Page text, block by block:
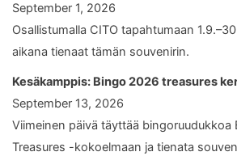
September 1, 2026
Osallistumalla CITO tapahtumaan
aikana tienaat tämän souvenirin.
Kesäkamppis: Bingo 2026 treasures
September 13, 2026
Viimeinen päivä täyttää bingoruudukkoa
Treasures -kokoelmaan ja tienata